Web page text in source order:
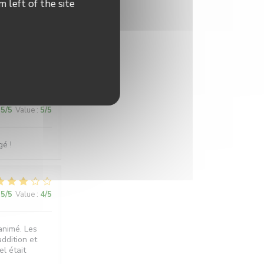
left of the site
5/5 Value: 5/5
!
5/5 Value: 4/5
Les
et
était